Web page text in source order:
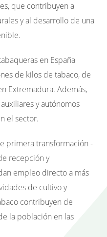
que contribuyen a
y al desarrollo de una
en España
de kilos de tabaco, de
Extremadura. Además,
y autónomos
el sector.
primera transformación -
recepción y
empleo directo a más
de cultivo y
contribuyen de
la población en las